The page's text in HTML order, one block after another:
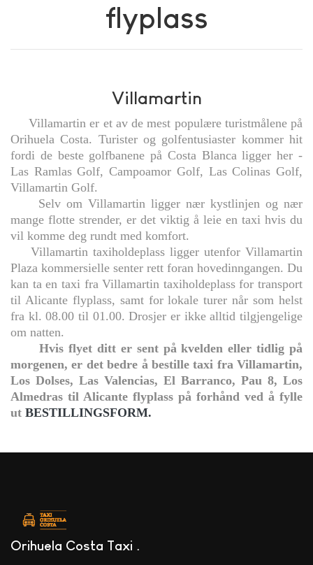
flyplass
Villamartin
Villamartin er et av de mest populære turistmålene på
Orihuela Costa. Turister og golfentusiaster kommer hit
fordi de beste golfbanene på Costa Blanca ligger her -
Las Ramlas Golf, Campoamor Golf, Las Colinas Golf,
Villamartin Golf.
Selv om Villamartin ligger nær kystlinjen og nær
mange flotte strender, er det viktig å leie en taxi hvis du
vil komme deg rundt med komfort.
Villamartin taxiholdeplass ligger utenfor Villamartin
Plaza kommersielle senter rett foran hovedinngangen. Du
kan ta en taxi fra Villamartin taxiholdeplass for transport
til Alicante flyplass, samt for lokale turer når som helst
fra kl. 08.00 til 01.00. Drosjer er ikke alltid tilgjengelige
om natten.
Hvis flyet ditt er sent på kvelden eller tidlig på
morgenen, er det bedre å bestille taxi fra Villamartin,
Los Dolses, Las Valencias, El Barranco, Pau 8, Los
Almedras til Alicante flyplass på forhånd ved å fylle
ut BESTILLINGSFORM.
Orihuela Costa Taxi